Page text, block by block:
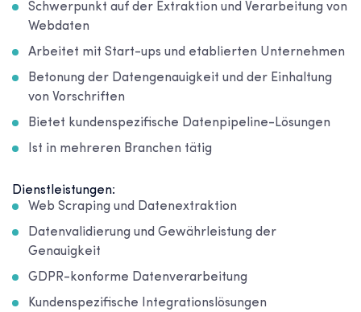
Schwerpunkt auf der Extraktion und Verarbeitung von
Webdaten
Arbeitet mit Start-ups und etablierten Unternehmen
Betonung der Datengenauigkeit und der Einhaltung
von Vorschriften
Bietet kundenspezifische Datenpipeline-Lösungen
Ist in mehreren Branchen tätig
Dienstleistungen:
Web Scraping und Datenextraktion
Datenvalidierung und Gewährleistung der
Genauigkeit
GDPR-konforme Datenverarbeitung
Kundenspezifische Integrationslösungen